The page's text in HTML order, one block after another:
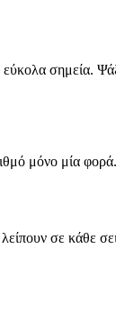
μόνο μία
σε κάθε